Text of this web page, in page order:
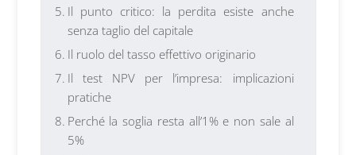
Il punto critico: la perdita esiste anche
senza taglio del capitale
Il ruolo del tasso effettivo originario
Il test NPV per l’impresa: implicazioni
pratiche
Perché la soglia resta all’1% e non sale al
5%